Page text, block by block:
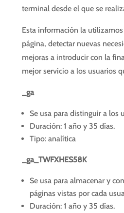
terminal desde el que se
Esta información la
página, detectar nuevas
mejoras a introducir con la
mejor servicio a los usuarios
_ga
Se usa para distinguir a los
Duración: 1 año y 35 días.
Tipo: analítica
_ga_TWFXHES58K
Se usa para almacenar y
páginas vistas por cada
Duración: 1 año y 35 días.